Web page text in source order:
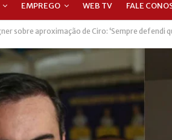
EMPREGO WEB TV FALE
sobre aproximação de Ciro: ‘Sempre defendi